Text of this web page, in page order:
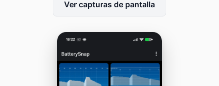
Ver capturas de pantalla